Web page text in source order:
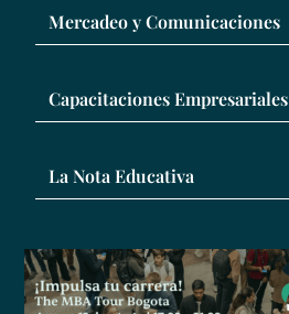
Mercadeo y Comunicaciones
Capacitaciones Empresariales
La Nota Educativa